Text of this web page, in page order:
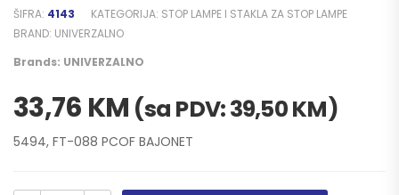
ŠIFRA: 4143 KATEGORIJA: STOP LAMPE I STAKLA ZA STOP LAMPE
BRAND: UNIVERZALNO
Brands: UNIVERZALNO
33,76 KM (sa PDV:39,50KM)
5494, FT-088 PCOF BAJONET